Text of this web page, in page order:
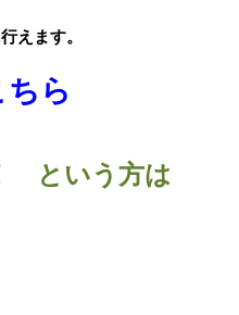
えます。
ら
という方は